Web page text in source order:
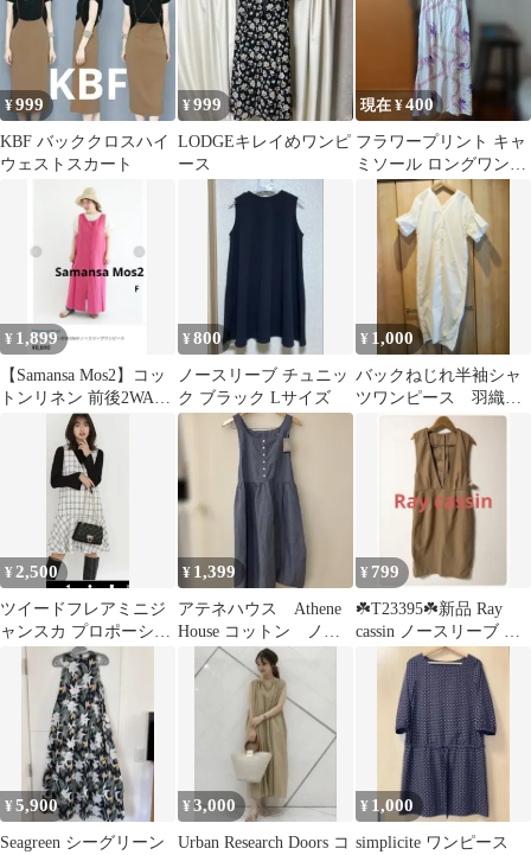
¥999
KBF バッククロスハイ
ウェストスカート
¥999
LODGEキレイめワンピ
ース
現在 ¥400
フラワープリント キャ
ミソール ロングワンピ
ース
¥ 1,899
【Samansa Mos2】コッ
トンリネン 前後2WAY
ノースリーブワンピ F
¥800
ノースリーブ チュニッ
ク ブラック Lサイズ
¥ 1,000
バックねじれ半袖シャ
ツワンピース 羽織
フリル袖 Мサイズ
¥ 2,500
ツイードフレアミニジ
ャンスカ プロポーショ
ンボディドレッシング
¥ 1,399
アテネハウス Athene
House コットン ノー
スリーブ ワンピ タ
グ付き
¥ 799
☘️T23395☘️新品 Ray
cassin ノースリーブ ワ
ンピース F
¥5,900
Seagreen シーグリーン
¥3,000
Urban Research Doors コ
¥ 1,000
simplicite ワンピース